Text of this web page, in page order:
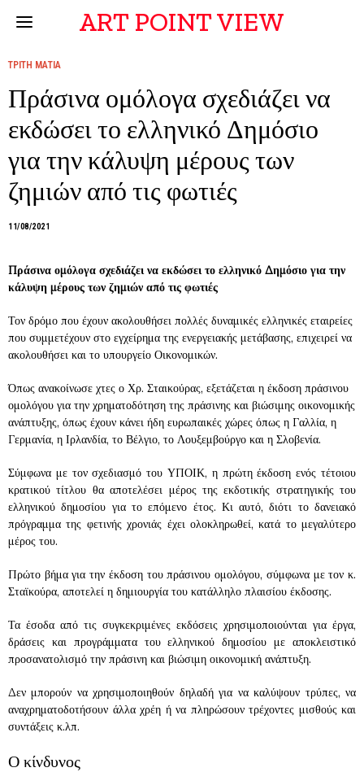
ART POINT VIEW
ΤΡΙΤΗ ΜΑΤΙΑ
Πράσινα ομόλογα σχεδιάζει να
εκδώσει το ελληνικό Δημόσιο
για την κάλυψη μέρους των
ζημιών από τις φωτιές
11/08/2021
Πράσινα ομόλογα σχεδιάζει να εκδώσει το ελληνικό Δημόσιο για την
κάλυψη μέρους των ζημιών από τις φωτιές
Τον δρόμο που έχουν ακολουθήσει πολλές δυναμικές ελληνικές εταιρείες
που συμμετέχουν στο εγχείρημα της ενεργειακής μετάβασης, επιχειρεί να
ακολουθήσει και το υπουργείο Οικονομικών.
Όπως ανακοίνωσε χτες ο Χρ. Σταικούρας, εξετάζεται η έκδοση πράσινου
ομολόγου για την χρηματοδότηση της πράσινης και βιώσιμης οικονομικής
ανάπτυξης, όπως έχουν κάνει ήδη ευρωπαικές χώρες όπως η Γαλλία, η
Γερμανία, η Ιρλανδία, το Βέλγιο, το Λουξεμβούργο και η Σλοβενία.
Σύμφωνα με τον σχεδιασμό του ΥΠΟΙΚ, η πρώτη έκδοση ενός τέτοιου
κρατικού τίτλου θα αποτελέσει μέρος της εκδοτικής στρατηγικής του
ελληνικού δημοσίου για το επόμενο έτος. Κι αυτό, διότι το δανειακό
πρόγραμμα της φετινής χρονιάς έχει ολοκληρωθεί, κατά το μεγαλύτερο
μέρος του.
Πρώτο βήμα για την έκδοση του πράσινου ομολόγου, σύμφωνα με τον κ.
Σταϊκούρα, αποτελεί η δημιουργία του κατάλληλο πλαισίου έκδοσης.
Τα έσοδα από τις συγκεκριμένες εκδόσεις χρησιμοποιούνται για έργα,
δράσεις και προγράμματα του ελληνικού δημοσίου με αποκλειστικό
προσανατολισμό την πράσινη και βιώσιμη οικονομική ανάπτυξη.
Δεν μπορούν να χρησιμοποιηθούν δηλαδή για να καλύψουν τρύπες, να
αναχρηματοδοτήσουν άλλα χρέη ή να πληρώσουν τρέχοντες μισθούς και
συντάξεις κ.λπ.
Ο κίνδυνος